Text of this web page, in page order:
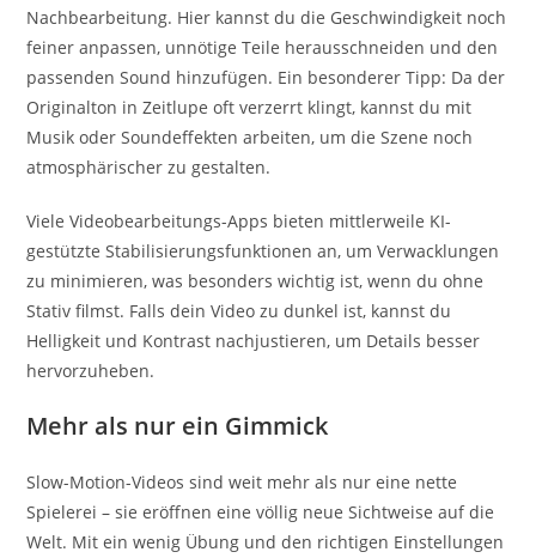
Nachbearbeitung. Hier kannst du die Geschwindigkeit noch
feiner anpassen, unnötige Teile herausschneiden und den
passenden Sound hinzufügen. Ein besonderer Tipp: Da der
Originalton in Zeitlupe oft verzerrt klingt, kannst du mit
Musik oder Soundeffekten arbeiten, um die Szene noch
atmosphärischer zu gestalten.
Viele Videobearbeitungs-Apps bieten mittlerweile KI-
gestützte Stabilisierungsfunktionen an, um Verwacklungen
zu minimieren, was besonders wichtig ist, wenn du ohne
Stativ filmst. Falls dein Video zu dunkel ist, kannst du
Helligkeit und Kontrast nachjustieren, um Details besser
hervorzuheben.
Mehr als nur ein Gimmick
Slow-Motion-Videos sind weit mehr als nur eine nette
Spielerei – sie eröffnen eine völlig neue Sichtweise auf die
Welt. Mit ein wenig Übung und den richtigen Einstellungen